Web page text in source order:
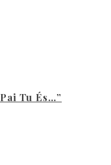
Tu És…”